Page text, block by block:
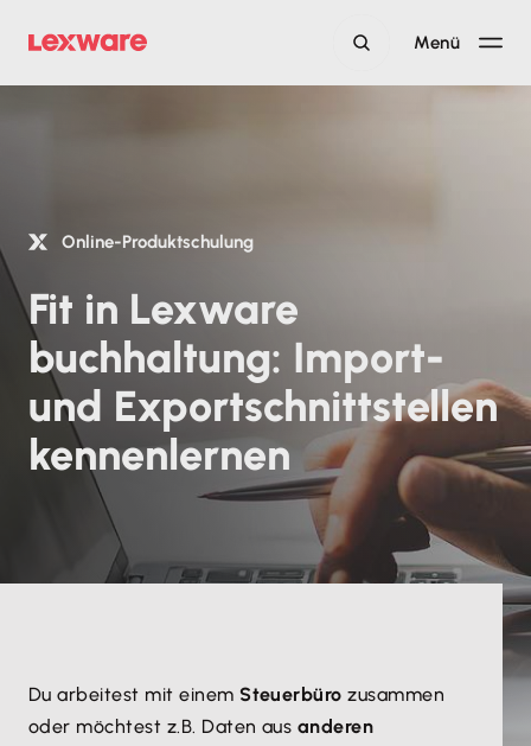
Menü
Online-Produktschulung
Fit in Lexware
buchhaltung: Import-
und Exportschnittstellen
kennenlernen
Du arbeitest mit einemSteuerbüro zusammen
oder möchtest z.B. Daten aus anderen